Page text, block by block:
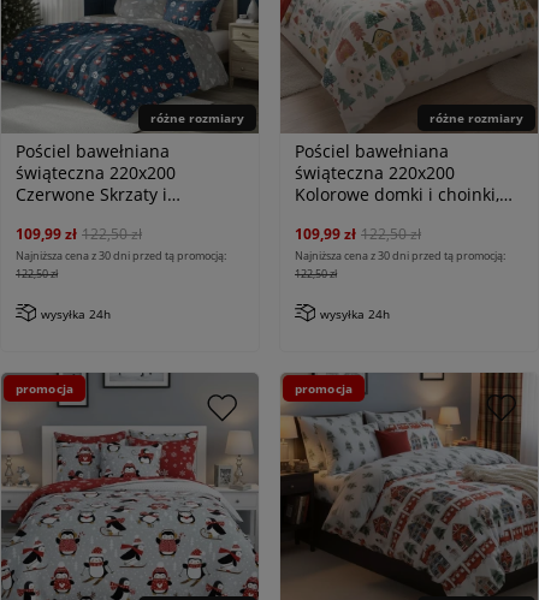
różne rozmiary
Pościel bawełniana
świąteczna 220x200
Czerwone Skrzaty i
109,99 zł 122,50 zł
Najniższa cena z 30 dni przed tą promocją:
122,50 zł
wysyłka 24h
różne rozmiary
Pościel bawełniana
świąteczna 220x200
Kolorowe domki i choinki,
109,99 zł 122,50 zł
Najniższa cena z 30 dni przed tą promocją:
122,50 zł
wysyłka 24h
promocja promocja